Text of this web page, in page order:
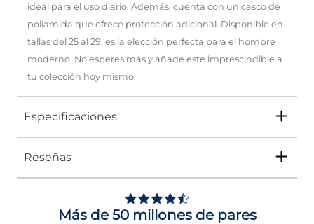
ideal para el uso diario. Además, cuenta con un casco de
poliamida que ofrece protección adicional. Disponible en
tallas del 25 al 29, es la elección perfecta para el hombre
moderno. No esperes más y añade este imprescindible a
tu colección hoy mismo.
Especificaciones
Tipo
Género Hombre
Reseñas
Más de 50 millones de pares